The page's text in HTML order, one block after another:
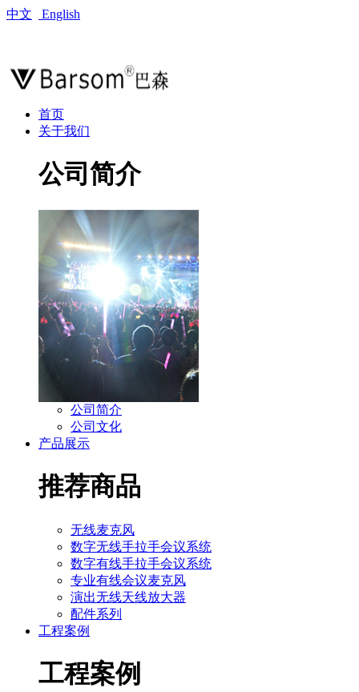
中文 English
首页
关于我们
公司简介
公司简介
公司文化
产品展示
推荐商品
无线麦克风
数字无线手拉手会议系统
数字有线手拉手会议系统
专业有线会议麦克风
演出无线天线放大器
配件系列
工程案例
工程案例